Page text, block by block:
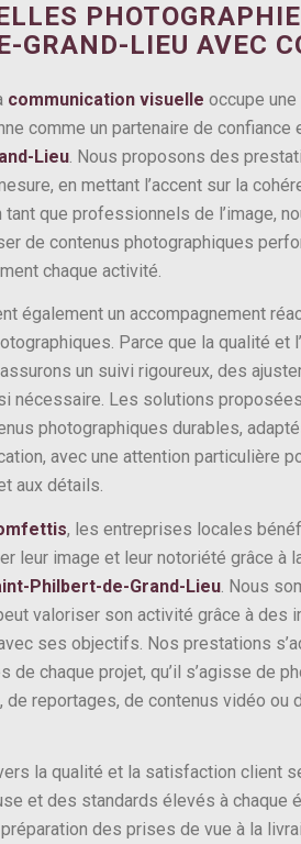
GRAND-LIEU AVEC
communication visuelle occupe
comme un partenaire de confiance
Lieu . Nous proposons des
en mettant l’accent sur la
que professionnels de l’image,
de contenus photographiques
chaque activité.
également un accompagnement
Parce que la qualité et
un suivi rigoureux, des
nécessaire. Les solutions
photographiques durables,
avec une attention particulière
aux détails.
, les entreprises locales
leur image et leur notoriété grâce à
Philbert-de-Grand-Lieu. Nous
valoriser son activité grâce à des
ses objectifs. Nos prestations
de chaque projet, qu’il s’agisse de
de reportages, de contenus vidéo ou
la qualité et la satisfaction client
et des standards élevés à chaque
des prises de vue à la